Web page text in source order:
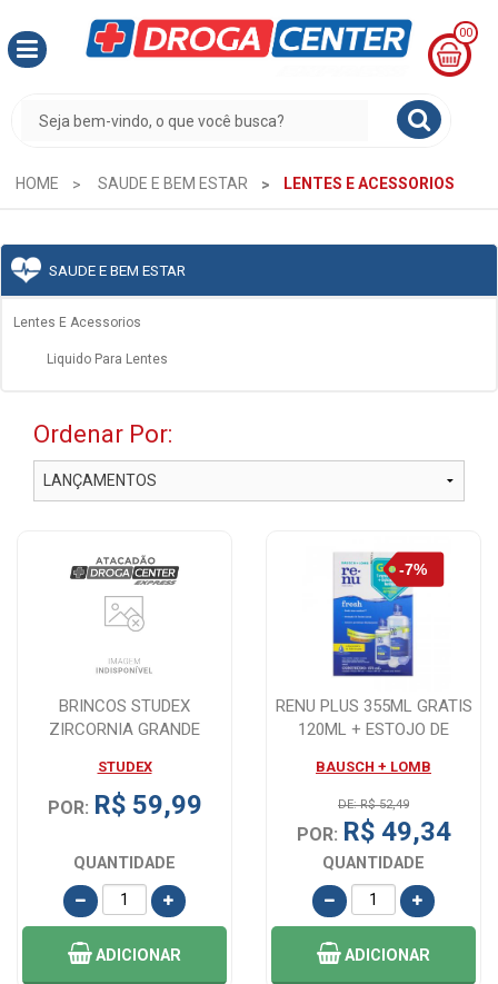
00
CESTA
R$
0,00
HOME SAUDE E BEM ESTAR LENTES E ACESSORIOS
SAUDE E BEM ESTAR
Lentes E Acessorios
Liquido Para Lentes
Ordenar Por:
BRINCOS STUDEX
ZIRCORNIA GRANDE
STUDEX
POR: R$ 59,99
QUANTIDADE
ADICIONAR
RENU PLUS 355ML GRATIS
120ML + ESTOJO DE
BAUSCH + LOMB
DE: R$ 52,49
POR: R$ 49,34
QUANTIDADE
ADICIONAR